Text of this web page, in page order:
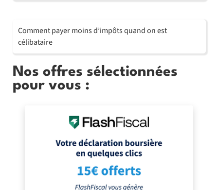
Comment payer moins d’impôts quand on est
célibataire
Nos offres sélectionnées
pour vous :